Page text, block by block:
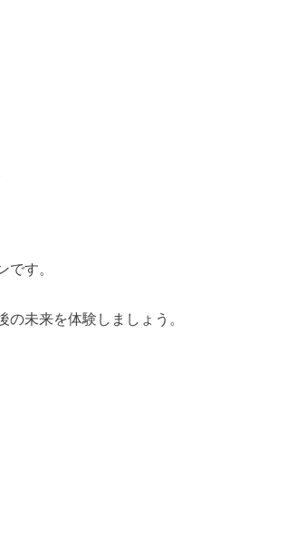
す。
未来を体験しましょう。